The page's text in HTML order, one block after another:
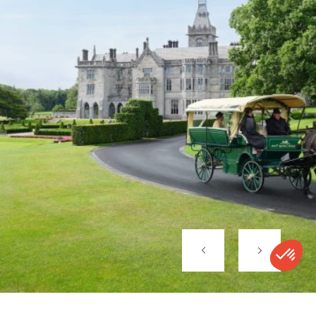
Dans une salle aux boiseries patinées, prolongée par une
baie ouverte sur le parc, on prend place pour une cuisine
qui reflète l’évolution récente de la gastronomie irlandaise.
Longtemps discrète, elle connaît aujourd’hui un véritable
renouveau, porté par une nouvelle génération de chefs
attachés aux produits locaux et à une lecture
contemporaine des traditions.
Selon la saison, les assiettes révèlent un saumon de
l’Atlantique délicatement travaillé ou un roast de Kerry
Mountain Lamb, mouton emblématique de la région, aux
saveurs franches. Le service, attentif sans jamais être
formel, incarne cette hospitalité irlandaise faite de chaleur,
de précision et de simplicité. Le rythme se relâche, les
échanges se font naturels, prolongeant l’expérience au-
delà de l’assiette.